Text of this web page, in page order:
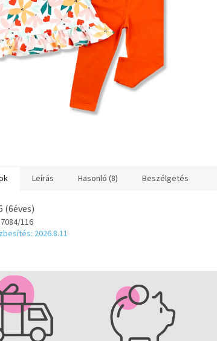
Leírás Hasonló (8) Beszélgetés
(6éves)
116
2026.8.11